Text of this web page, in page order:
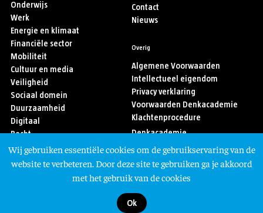
Onderwijs
Werk
Energie en klimaat
Financiële sector
Mobiliteit
Cultuur en media
Veiligheid
Sociaal domein
Duurzaamheid
Digitaal
Recht
Sport
Asiel en migratie
Contact
Nieuws
Overig
Algemene Voorwaarden
Intellectueel eigendom
Privacy verklaring
Voorwaarden Denkacademie
Klachtenprocedure
Denkacademie
Volg ons
Wij gebruiken essentiële cookies om de gebruikservaring van de
website te verbeteren. Door deze site te gebruiken ga je akkoord
met het gebruik van de cookies
Ok